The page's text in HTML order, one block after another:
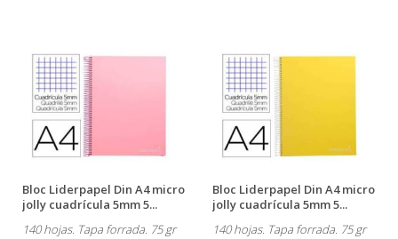
Bloc Liderpapel Din A4 micro
jolly cuadrícula 5mm 5...
140 hojas. Tapa forrada. 75 gr
Bloc Liderpapel Din A4 micro
jolly cuadrícula 5mm 5...
140 hojas. Tapa forrada. 75 gr